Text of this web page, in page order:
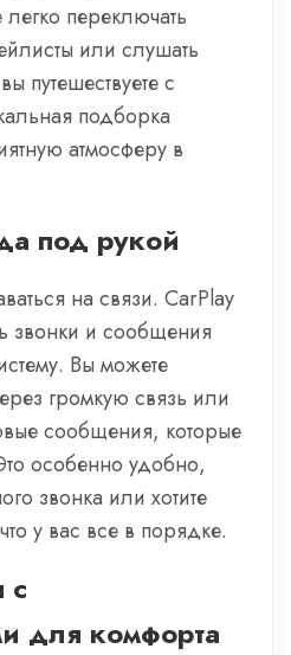
переключать
или слушать
путешествуете с
подборка
атмосферу в
под рукой
на связи. CarPlay
звонки и сообщения
Вы можете
громкую связь или
сообщения, которые
особенно удобно,
звонка или хотите
у вас все в порядке.
с
для комфорта